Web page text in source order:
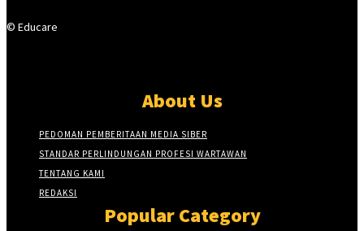
© Educare
About Us
PEDOMAN PEMBERITAAN MEDIA SIBER
STANDAR PERLINDUNGAN PROFESI WARTAWAN
TENTANG KAMI
REDAKSI
Popular Category